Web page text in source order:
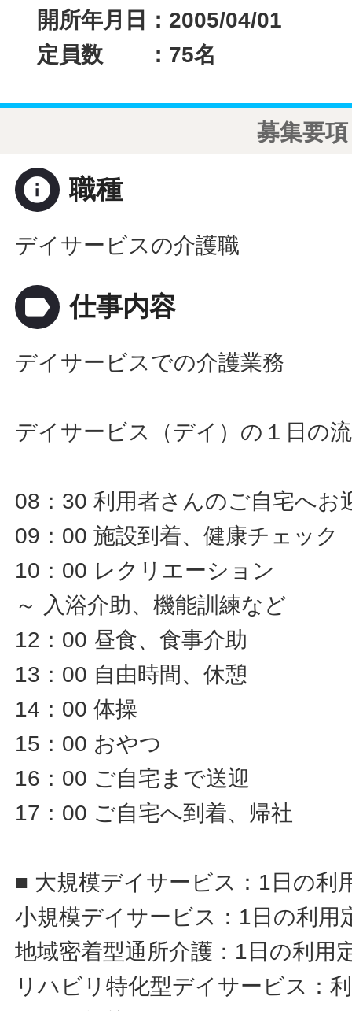
開所年月日：2005/04/01
定員数 ：75名
募集要項
info 職種
デイサービスの介護職
label 仕事内容
デイサービスでの介護業務
デイサービス（デイ）の１日の
08：30 利用者さんのご自宅へお
09：00 施設到着、健康チェック
10：00 レクリエーション
～ 入浴介助、機能訓練など
12：00 昼食、食事介助
13：00 自由時間、休憩
14：00 体操
15：00 おやつ
16：00 ご自宅まで送迎
17：00 ご自宅へ到着、帰社
■ 大規模デイサービス：1日の利
小規模デイサービス：1日の利用
地域密着型通所介護：1日の利用
リハビリ特化型デイサービス：